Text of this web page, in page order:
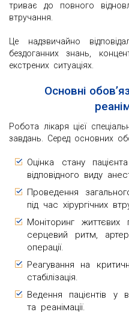
триває до повного
втручання.
Це надзвичайно
бездоганних знань,
екстрених ситуаціях.
Основні
Робота лікаря цієї
завдань. Серед основних
Оцінка стану
відповідного виду
Проведення
під час хірургічних
Моніторинг життєвих
серцевий ритм,
операції.
Реагування на
стабілізація.
Ведення пацієнтів у
та реанімації.